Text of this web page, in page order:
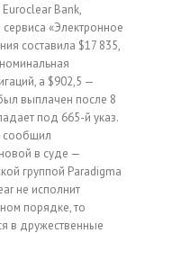
Bank,
«Электронное
составила $17 835,
а $902,5 —
выплачен после 8
под 665-й указ.
сообщил
в суде —
группой Paradigma
не исполнит
порядке, то
в дружественные